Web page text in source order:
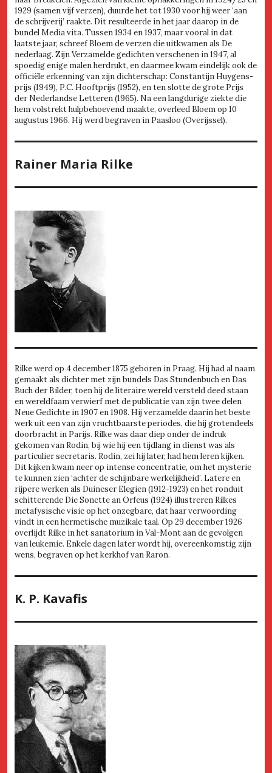
1929 (samen vijf verzen), duurde het tot 1930 voor hij weer ‘aan
de schrijverij’ raakte. Dit resulteerde in het jaar daarop in de
bundel Media vita. Tussen 1934 en 1937, maar vooral in dat
laatste jaar, schreef Bloem de verzen die uitkwamen als De
nederlaag. Zijn Verzamelde gedichten verschenen in 1947, al
spoedig enige malen herdrukt, en daarmee kwam eindelijk ook de
officiële erkenning van zijn dichterschap: Constantijn Huygens-
prijs (1949), P.C. Hooftprijs (1952), en ten slotte de grote Prijs
der Nederlandse Letteren (1965). Na een langdurige ziekte die
hem volstrekt hulpbehoevend maakte, overleed Bloem op 10
augustus 1966. Hij werd begraven in Paasloo (Overijssel).
Rainer Maria Rilke
Rilke werd op 4 december 1875 geboren in Praag. Hij had al naam
gemaakt als dichter met zijn bundels Das Stundenbuch en Das
Buch der Bilder, toen hij de literaire wereld versteld deed staan
en wereldfaam verwierf met de publicatie van zijn twee delen
Neue Gedichte in 1907 en 1908. Hij verzamelde daarin het beste
werk uit een van zijn vruchtbaarste periodes, die hij grotendeels
doorbracht in Parijs. Rilke was daar diep onder de indruk
gekomen van Rodin, bij wie hij een tijdlang in dienst was als
particulier secretaris. Rodin, zei hij later, had hem leren kijken.
Dit kijken kwam neer op intense concentratie, om het mysterie
te kunnen zien ‘achter de schijnbare werkelijkheid’. Latere en
rijpere werken als Duineser Elegien (1912-1923) en het ronduit
schitterende Die Sonette an Orfeus (1924) illustreren Rilkes
metafysische visie op het onzegbare, dat haar verwoording
vindt in een hermetische muzikale taal. Op 29 december 1926
overlijdt Rilke in het sanatorium in Val-Mont aan de gevolgen
van leukemie. Enkele dagen later wordt hij, overeenkomstig zijn
wens, begraven op het kerkhof van Raron.
K. P. Kavafis